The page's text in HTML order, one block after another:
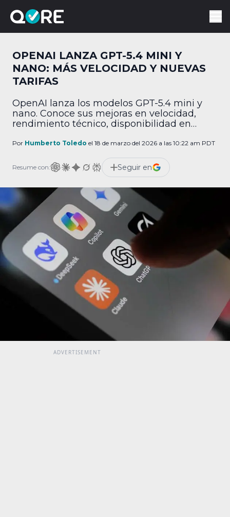
OPENAI LANZA GPT-5.4 MINI Y
NANO: MÁS VELOCIDAD Y NUEVAS
TARIFAS
OpenAI lanza los modelos GPT-5.4 mini y
nano. Conoce sus mejoras en velocidad,
rendimiento técnico, disponibilidad en
Por Humberto Toledo el 18 de marzo del 2026 a las 10:22 am PDT
Resume con: Seguir en